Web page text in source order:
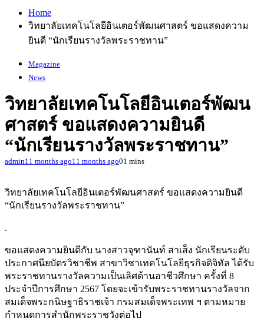
Home
วิทยาลัยเทคโนโลยีอินเตอร์พัฒนศาสตร์ ขอแสดงความ
ยินดี “นักเรียนรางวัลพระราชทาน”
Magazine
News
วิทยาลัยเทคโนโลยีอินเตอร์พัฒน
ศาสตร์ ขอแสดงความยินดี
“นักเรียนรางวัลพระราชทาน”
admin11 months ago11 months ago01 mins
วิทยาลัยเทคโนโลยีอินเตอร์พัฒนศาสตร์ ขอแสดงความยินดี
“นักเรียนรางวัลพระราชทาน”
.
ขอแสดงความยินดีกับ นางสาวจุฑานันท์ สาเส็ง นักเรียนระดับ
ประกาศนียบัตรวิชาชีพ สาขาวิชาเทคโนโลยีธุรกิจดิจิทัล ได้รับ
พระราชทานรางวัลความเป็นเลิศด้านอาชีวศึกษา ครั้งที่ 8
ประจำปีการศึกษา 2567 โดยจะเข้ารับพระราชทานรางวัลจาก
สมเด็จพระกนิษฐาธิราชเจ้า กรมสมเด็จพระเทพ ฯ ตามหมาย
กำหนดการสำนักพระราชวังต่อไป